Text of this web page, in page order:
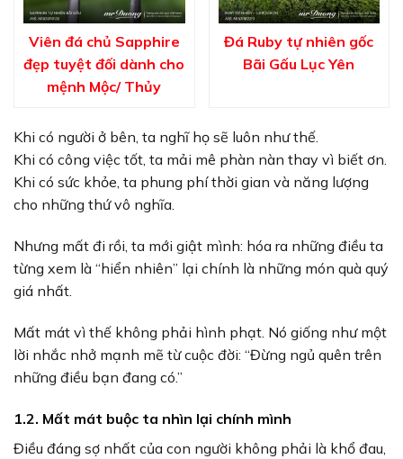
Viên đá chủ Sapphire
đẹp tuyệt đối dành cho
mệnh Mộc/ Thủy
Đá Ruby tự nhiên gốc
Bãi Gấu Lục Yên
Khi có người ở bên, ta nghĩ họ sẽ luôn như thế.
Khi có công việc tốt, ta mải mê phàn nàn thay vì biết ơn.
Khi có sức khỏe, ta phung phí thời gian và năng lượng
cho những thứ vô nghĩa.
Nhưng mất đi rồi, ta mới giật mình: hóa ra những điều ta
từng xem là “hiển nhiên” lại chính là những món quà quý
giá nhất.
Mất mát vì thế không phải hình phạt. Nó giống như một
lời nhắc nhở mạnh mẽ từ cuộc đời: “Đừng ngủ quên trên
những điều bạn đang có.”
1.2. Mất mát buộc ta nhìn lại chính mình
Điều đáng sợ nhất của con người không phải là khổ đau,